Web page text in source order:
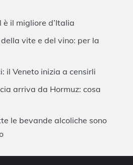
è il migliore d’Italia
vite e del vino: per la
il Veneto inizia a censirli
arriva da Hormuz: cosa
le bevande alcoliche sono